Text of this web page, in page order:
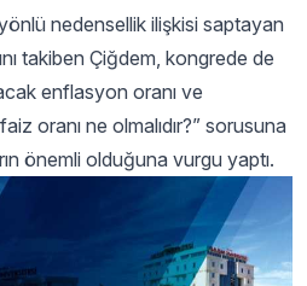
nedensellik ilişkisi saptayan
takiben Çiğdem, kongrede de
enflasyon oranı ve
oranı ne olmalıdır?” sorusuna
önemli olduğuna vurgu yaptı.